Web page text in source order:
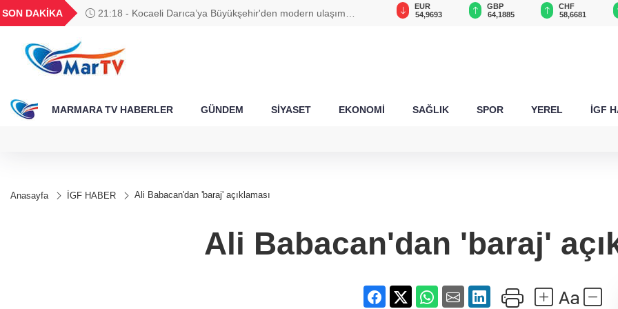
SON DAKİKA
21:18 - Kocaeli Darıca’ya Büyükşehir'den modern ulaşım
BGN
27,9743
0,0018
6.530,08
13.798,82
47,6885
EUR
54,9693
GBP
64,1885
CHF
58,6681
MARMARA TV HABERLER GÜNDEM SİYASET EKONOMİ SAĞLIK SPOR YEREL İGF
Anasayfa İGF HABER Ali Babacan'dan 'baraj' açıklaması
Ali Babacan'dan 'baraj'